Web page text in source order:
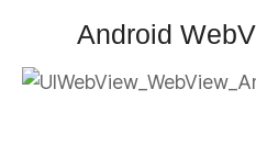
Android